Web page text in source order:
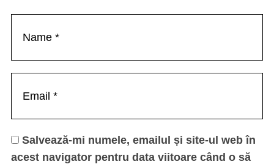
Salvează-mi numele, emailul și site-ul web în
acest navigator pentru data viitoare când o să